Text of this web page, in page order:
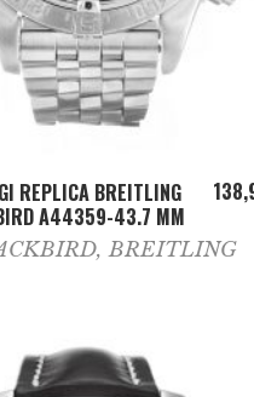
ADD TO CART
REPLICA BREITLING
A44359-43.7 MM
,BREITLING